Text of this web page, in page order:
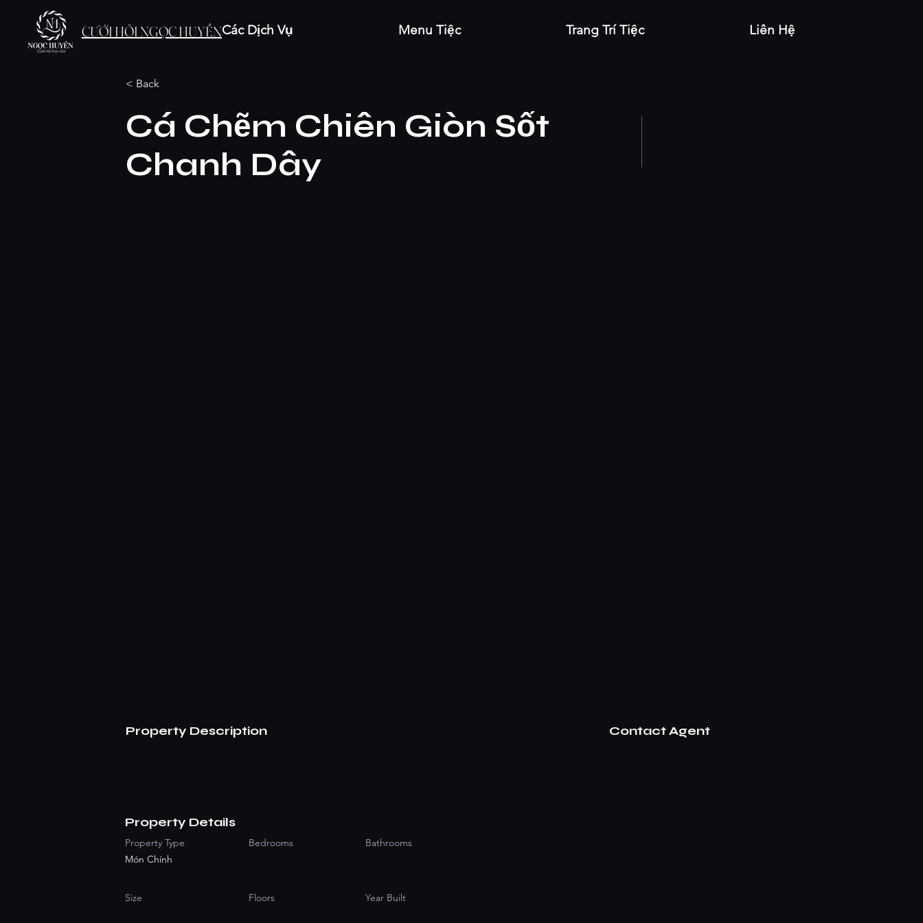
CƯỚI HỎI NGỌC HUYỀNCác Dịch Vụ Menu Tiệc Trang Trí Tiệc Liên Hệ
< Back
Cá Chẽm Chiên Giòn Sốt
Chanh Dây
Property Description Contact Agent
Property Details
Property Type
Món Chính
Bedrooms Bathrooms
Size Floors Year Built